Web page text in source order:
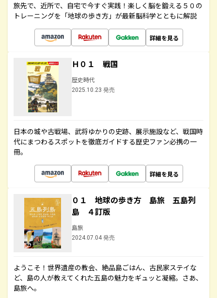
旅先で、近所で、自宅で今すぐ実践！楽しく脳を鍛える５０の
トレーニングを「地球の歩き方」が最新脳科学とともに解説
詳細を見る
Ｈ０１ 戦国
歴史時代
2025.10.23 発売
日本の城や古戦場、武将ゆかりの史跡、展示施設など、戦国時
代にまつわるスポットを徹底ガイドする歴史ファン必携の一
冊。
詳細を見る
０１ 地球の歩き方 島旅 五島列
島 ４訂版
島旅
2024.07.04 発売
ようこそ！世界遺産の教会、絶品島ごはん、古民家ステイな
ど、島の人が教えてくれた五島の魅力をギュッと凝縮。さあ、
島旅へ。